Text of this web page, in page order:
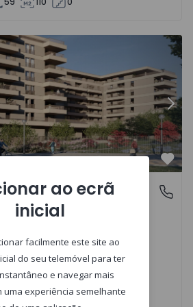
- 3
JARDIM
Santas, Porto
€
ao ecrã
inicial
facilmente este site ao
do seu telemóvel para ter
e navegar mais
uma experiência semelhante